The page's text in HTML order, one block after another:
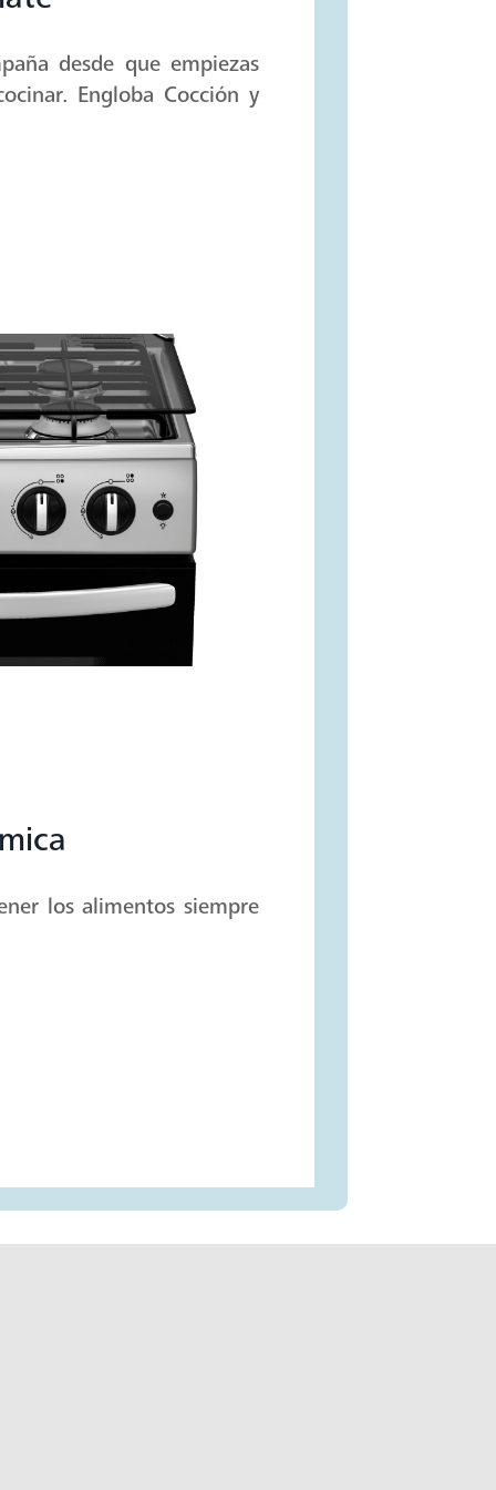
desde que empiezas
Engloba Cocción y
los alimentos siempre